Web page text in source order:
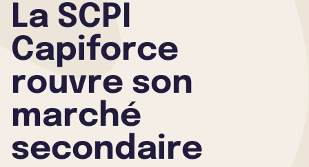
La SCPI
Capiforce
rouvre son
marché
secondaire